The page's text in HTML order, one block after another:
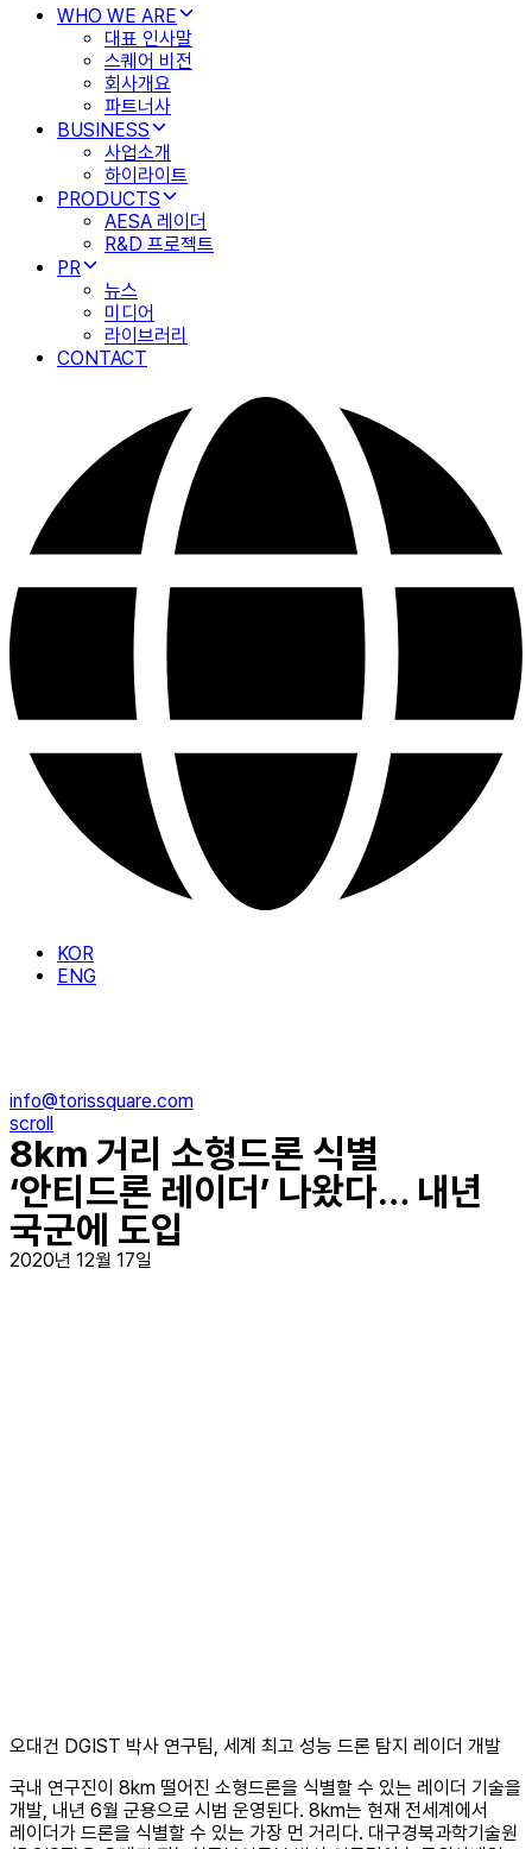
WHO WE ARE
대표 인사말
스퀘어 비전
회사개요
파트너사
BUSINESS
사업소개
하이라이트
PRODUCTS
AESA 레이더
R&D 프로젝트
PR
뉴스
미디어
라이브러리
CONTACT
KOR
ENG
info@torissquare.com
scroll
8km 거리 소형드론 식별
‘안티드론 레이더’ 나왔다… 내년
국군에 도입
2020년 12월 17일
오대건 DGIST 박사 연구팀, 세계 최고 성능 드론 탐지 레이더 개발
국내 연구진이 8km 떨어진 소형드론을 식별할 수 있는 레이더 기술을
개발, 내년 6월 군용으로 시범 운영된다. 8km는 현재 전세계에서
레이더가 드론을 식별할 수 있는 가장 먼 거리다. 대구경북과학기술원